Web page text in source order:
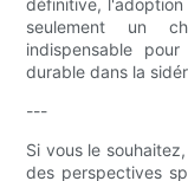
seulement un
indispensable
durable dans la
---
Si vous le
des perspectives